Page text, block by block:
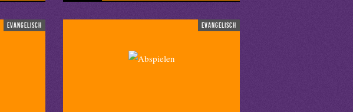
evangelisch evangelisch